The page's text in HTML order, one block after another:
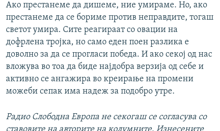
Ако престанеме да дишеме, ние умираме. Но, ако
престанеме да се бориме против неправдите, тогаш
светот умира. Сите реагираат со овации на
дофрлена тројка, но само еден поен разлика е
доволно за да се прогласи победа. И ако секој од нас
вложува во тоа да биде најдобра верзија од себе и
активно се ангажира во креирање на промени
можеби сепак има надеж за подобро утре.
Радио Слободна Европа не секогаш се согласува со